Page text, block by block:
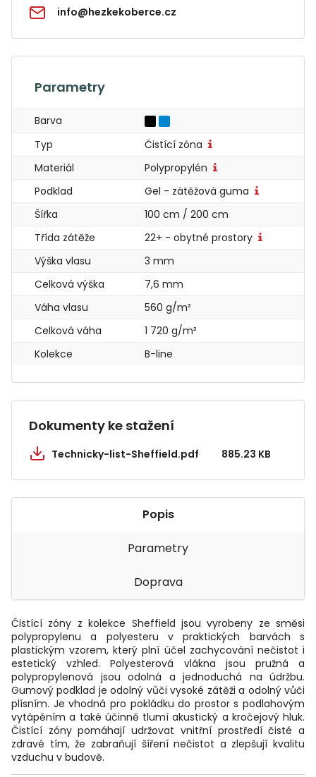
info@hezkekoberce.cz
Parametry
Barva
Typ
Čistící zóna
Materiál
Polypropylén
Podklad
Gel - zátěžová guma
Šířka
100 cm / 200 cm
Třída zátěže
22+ - obytné prostory
Výška vlasu
3 mm
Celková výška
7,6 mm
Váha vlasu
560 g/m²
Celková váha
1 720 g/m²
Kolekce
B-line
Dokumenty ke stažení
Technicky-list-Sheffield.pdf 885.23 KB
Popis
Parametry
Doprava
Čistící zóny z kolekce Sheffield jsou vyrobeny ze směsi
polypropylenu a polyesteru v praktických barvách s
plastickým vzorem, který plní účel zachycování nečistot i
estetický vzhled. Polyesterová vlákna jsou pružná a
polypropylenová jsou odolná a jednoduchá na údržbu.
Gumový podklad je odolný vůči vysoké zátěži a odolný vůči
plísním. Je vhodná pro pokládku do prostor s podlahovým
vytápěním a také účinně tlumí akustický a kročejový hluk.
Čistící zóny pomáhají udržovat vnitřní prostředí čisté a
zdravé tím, že zabraňují šíření nečistot a zlepšují kvalitu
vzduchu v budově.